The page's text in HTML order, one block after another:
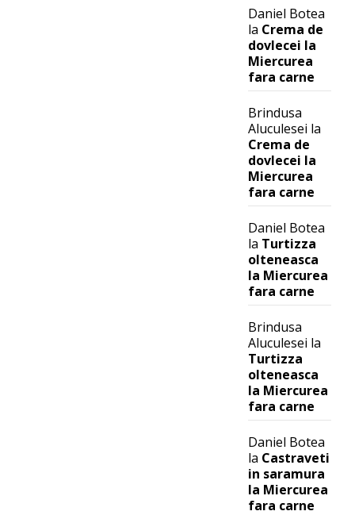
Daniel Botea
la Crema de
dovlecei la
Miercurea
fara carne
Brindusa
Aluculesei la
Crema de
dovlecei la
Miercurea
fara carne
Daniel Botea
la Turtizza
olteneasca
la Miercurea
fara carne
Brindusa
Aluculesei la
Turtizza
olteneasca
la Miercurea
fara carne
Daniel Botea
la Castraveti
in saramura
la Miercurea
fara carne